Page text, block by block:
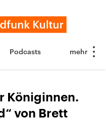
Podcasts
Königinnen.
von Brett